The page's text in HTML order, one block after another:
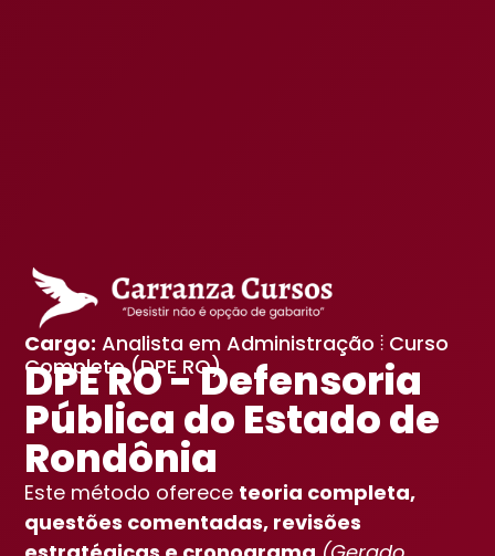
Cargo: Analista em Administração ⦙ Curso
Completo (DPE RO)
DPE RO - Defensoria
Pública do Estado de
Rondônia
Este método oferece teoria completa,
questões comentadas, revisões